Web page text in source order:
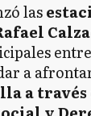
las
a
a través